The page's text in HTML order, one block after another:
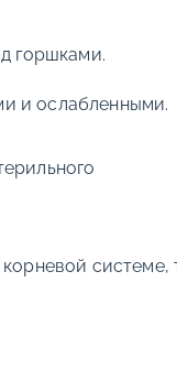
горшками.
и ослабленными.